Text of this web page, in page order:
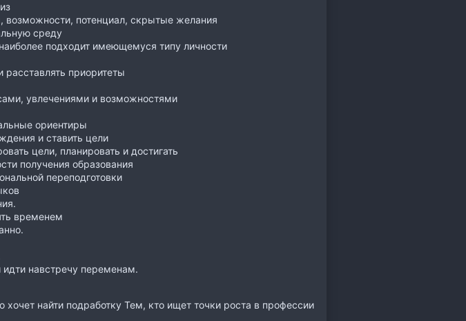
возможности, потенциал, скрытые желания
среду
подходит имеющемуся типу личности
расставлять приоритеты
увлечениями и возможностями
ориентиры
и ставить цели
цели, планировать и достигать
получения образования
переподготовки
временем
навстречу переменам.
найти подработку Тем, кто ищет точки роста в профессии